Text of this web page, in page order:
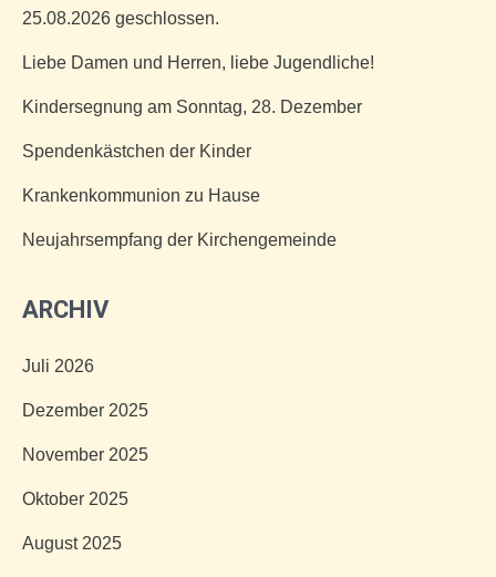
25.08.2026 geschlossen.
Liebe Damen und Herren, liebe Jugendliche!
Kindersegnung am Sonntag, 28. Dezember
Spendenkästchen der Kinder
Krankenkommunion zu Hause
Neujahrsempfang der Kirchengemeinde
ARCHIV
Juli 2026
Dezember 2025
November 2025
Oktober 2025
August 2025